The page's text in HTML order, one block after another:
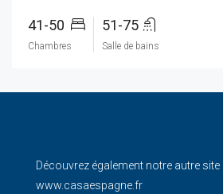
41-50
Chambres
51-75
Salle de bains
Découvrez également notre autre site
www.casaespagne.fr